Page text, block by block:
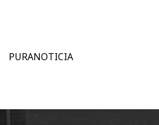
PURANOTICIA